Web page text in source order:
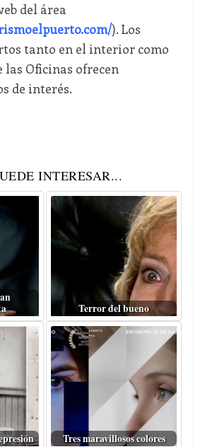
del área
). Los
tanto en el interior como
las Oficinas ofrecen
de interés.
INTERESAR...
Terror del bueno
Tres maravillosos colores